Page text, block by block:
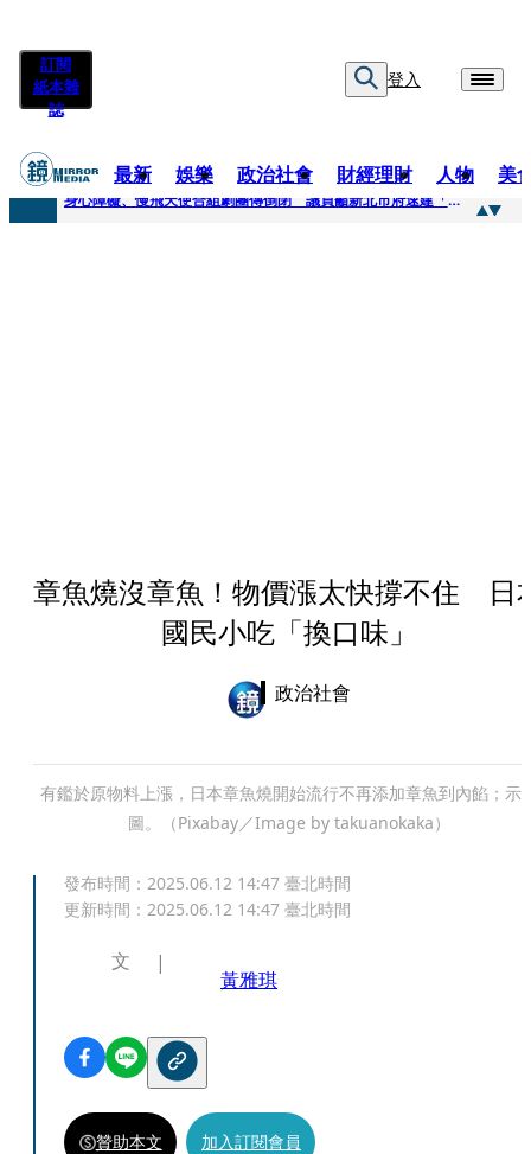
訂閱
紙本雜
誌
登入
最新 娛樂 政治社會 財經理財 人物 美
快訊
身心障礙、慢飛天使合組劇團傳倒閉 議員籲新北市府速建「文化藝術急難協助專案」
章魚燒沒章魚！物價漲太快撐不住 日
國民小吃「換口味」
政治社會
有鑑於原物料上漲，日本章魚燒開始流行不再添加章魚到內餡；示
圖。（Pixabay／Image by takuanokaka）
發布時間： 2025.06.12 14:47 臺北時間
更新時間： 2025.06.12 14:47 臺北時間
文
黃雅琪
贊助本文 加入訂閱會員